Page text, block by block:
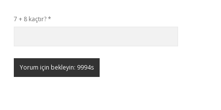
7 + 8 kaçtır?*